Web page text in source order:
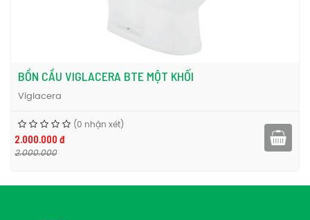
BỒN CẦU VIGLACERA BTE MỘT KHỐI
Viglacera
(0 nhận xét)
2.000.000 đ
2.000.000